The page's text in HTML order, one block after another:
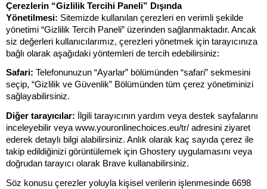
Çerezlerin “Gizlilik Tercihi Paneli” Dışında
Yönetilmesi: Sitemizde kullanılan çerezleri en verimli şekilde
yönetimi “Gizlilik Tercih Paneli” üzerinden sağlanmaktadır. Ancak
siz değerleri kullanıcılarımız, çerezleri yönetmek için tarayıcınıza
bağlı olarak aşağıdaki yöntemleri de tercih edebilirsiniz:
Safari: Telefonunuzun “Ayarlar” bölümünden “safari” sekmesini
seçip, “Gizlilik ve Güvenlik” Bölümünden tüm çerez yönetiminizi
sağlayabilirsiniz.
Diğer tarayıcılar: İlgili tarayıcının yardım veya destek sayfalarını
inceleyebilir veya www.youronlinechoices.eu/tr/ adresini ziyaret
ederek detaylı bilgi alabilirsiniz. Anlık olarak kaç sayıda çerez ile
takip edildiğinizi görüntülemek için Ghostery uygulamasını veya
doğrudan tarayıcı olarak Brave kullanabilirsiniz.
Söz konusu çerezler yoluyla kişisel verilerin işlenmesinde 6698